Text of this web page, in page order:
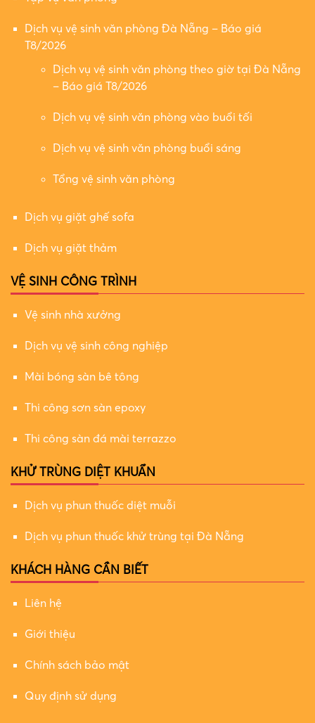
Dịch vụ vệ sinh văn phòng Đà Nẵng – Báo giá
T8/2026
Dịch vụ vệ sinh văn phòng theo giờ tại Đà Nẵng
– Báo giá T8/2026
Dịch vụ vệ sinh văn phòng vào buổi tối
Dịch vụ vệ sinh văn phòng buổi sáng
Tổng vệ sinh văn phòng
Dịch vụ giặt ghế sofa
Dịch vụ giặt thảm
VỆ SINH CÔNG TRÌNH
Vệ sinh nhà xưởng
Dịch vụ vệ sinh công nghiệp
Mài bóng sàn bê tông
Thi công sơn sàn epoxy
Thi công sàn đá mài terrazzo
KHỬ TRÙNG DIỆT KHUẨN
Dịch vụ phun thuốc diệt muỗi
Dịch vụ phun thuốc khử trùng tại Đà Nẵng
KHÁCH HÀNG CẦN BIẾT
Liên hệ
Giới thiệu
Chính sách bảo mật
Quy định sử dụng